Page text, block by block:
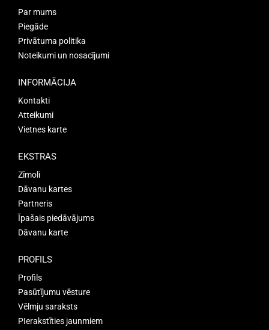
Par mums
Piegāde
Privātuma politika
Noteikumi un nosacījumi
INFORMĀCIJA
Kontakti
Atteikumi
Vietnes karte
EKSTRAS
Zīmoli
Dāvanu kartes
Partneris
Īpašais piedāvājums
Dāvanu karte
PROFILS
Profils
Pasūtījumu vēsture
Vēlmju saraksts
PIerakstīties jaunmiem